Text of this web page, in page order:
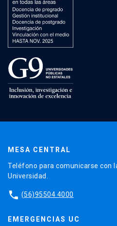
MESA CENTRAL
Teléfono para comunicarse con
Universidad.
phone (56)95504 4000
EMERGENCIAS UC